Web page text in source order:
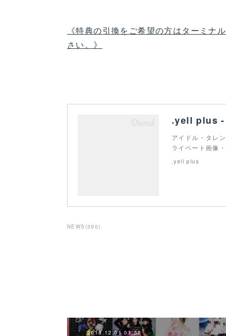
《特典の引換をご希望の方はターミナ
さい。》
.yell plus -
アイドル・タレ
ライベート画像
.yell plus
NEWS (390)
2018.12.01 01:58